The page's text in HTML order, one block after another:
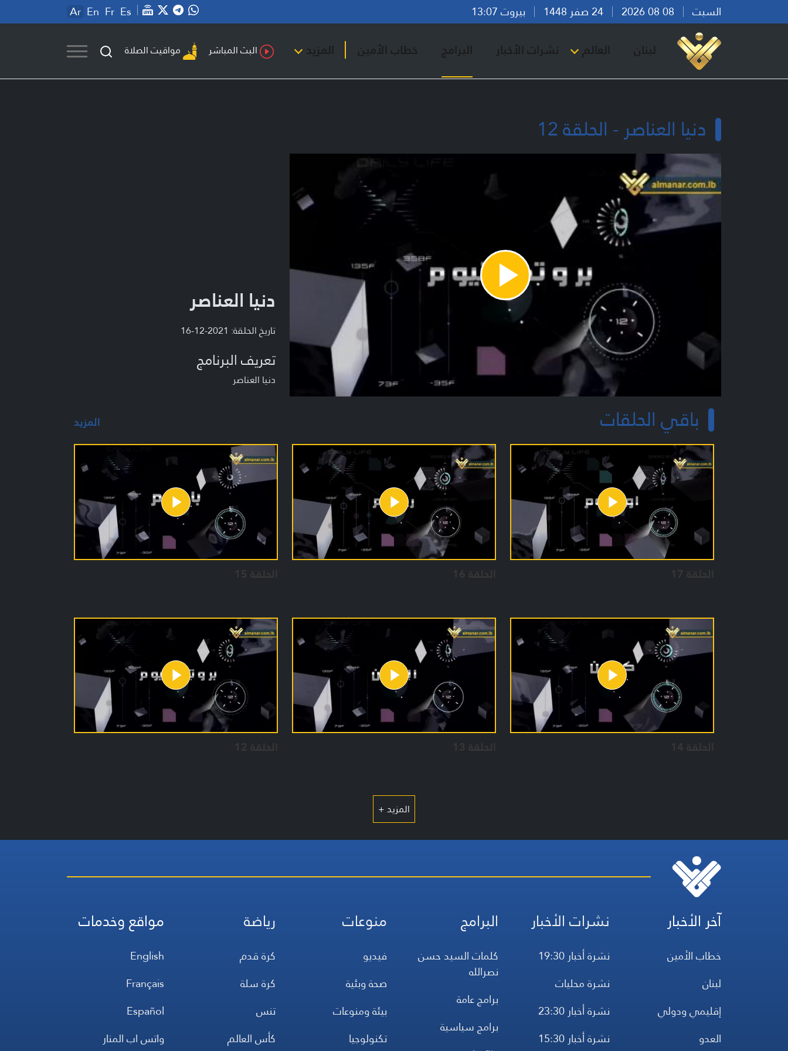
السبت بيروت 13:07 Ar En Fr Es
لبنان العالم نشرات الأخبار البرامج خطاب الأمين المزيد البث المباشر مواقيت الصلاة
دنيا العناصر - الحلقة 12
Play
Video
دنيا العناصر
تاريخ الحلقة: 2021-12-16
تعريف البرنامج
دنيا العناصر
باقي الحلقات المزيد
الحلقة 17 الحلقة 16 الحلقة 15
الحلقة 14 الحلقة 13 الحلقة 12
المزيد +
آخر الأخبار
خطاب الأمين
لبنان
إقليمي ودولي
العدو
نشرات الأخبار
نشرة أخبار 19:30
نشرة محليات
نشرة أخبار 23:30
نشرة أخبار 15:30
البرامج
كلمات السيد حسن
نصرالله
برامج عامة
برامج سياسية
منوعات
فيديو
صحة وبئية
بيئة ومنوعات
تكنولوجيا
رياضة
كرة قدم
كرة سلة
تنس
كأس العالم
مواقع وخدمات
English
Français
Español
واتس اب المنار